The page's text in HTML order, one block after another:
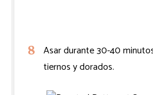
Asar durante 30-40
tiernos y dorados.